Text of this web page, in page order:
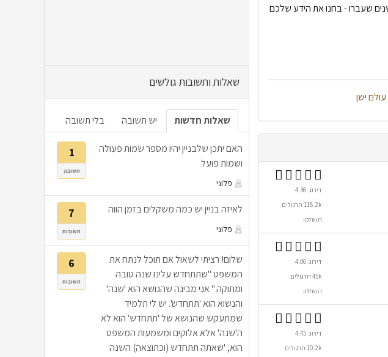
שעברו - בחנו את הידע שלכם
עולם ישן
דירוג: 4.36
118.2k תרגולים
הושלמו
דירוג: 4.06
45k תרגולים
הושלמו
דירוג: 4.45
10.2k תרגולים
שאלות ותשובות גולשים
שאלות חדשות יש תשובה בלי תשובה
1
תשובה
האם יתכן שלבניין יהיו מספר שמות פעולה
ושמות פועל
פלוני
7
תשובות
לאיזה בניין יש כמה משקלים בזמן הווה
פלוני
6
תשובות
שלום! רציתי לשאול אם תוכל לנתח את
המשפט "שתתחדש עלינו שנה טובה
ומתוקה." אני מבינה שהנושא הוא 'שנה'
והנשוא הוא 'תתחדש'. יש לי תלמיד
שמתעקש שהנושא של 'תתחדש' הוא לא
ה'שנה' אלא אלוקים ומשמעות המשפט
הוא, 'שאתה תתחדש (וכתוצאה) השנה